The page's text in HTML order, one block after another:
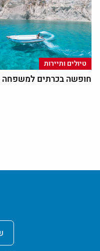
טיולים ותיירות
חופשה בכרתים למשפחה
שם
מלא